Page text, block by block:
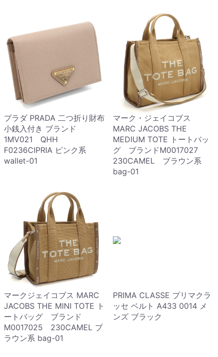
プラダ PRADA 二つ折り財布
小銭入付き ブランド
1MV021 QHH
F0236CIPRIA ピンク系
wallet-01
マーク・ジェイコブス
MARC JACOBS THE
MEDIUM TOTE トートバッ
グ ブランドM0017027
230CAMEL ブラウン系
bag-01
マークジェイコブス MARC
JACOBS THE MINI TOTE ト
ートバッグ ブランド
M0017025 230CAMEL ブ
ラウン系 bag-01
PRIMA CLASSE プリマクラ
ッセ ベルト A433 0014 メ
ンズ ブラック